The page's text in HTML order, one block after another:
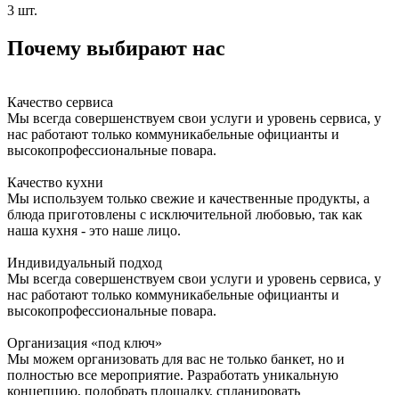
3 шт.
Почему выбирают нас
Качество сервиса
Мы всегда совершенствуем свои услуги и уровень сервиса, у
нас работают только коммуникабельные официанты и
высокопрофессиональные повара.
Качество кухни
Мы используем только свежие и качественные продукты, а
блюда приготовлены с исключительной любовью, так как
наша кухня - это наше лицо.
Индивидуальный подход
Мы всегда совершенствуем свои услуги и уровень сервиса, у
нас работают только коммуникабельные официанты и
высокопрофессиональные повара.
Организация «под ключ»
Мы можем организовать для вас не только банкет, но и
полностью все мероприятие. Разработать уникальную
концепцию, подобрать площадку, спланировать